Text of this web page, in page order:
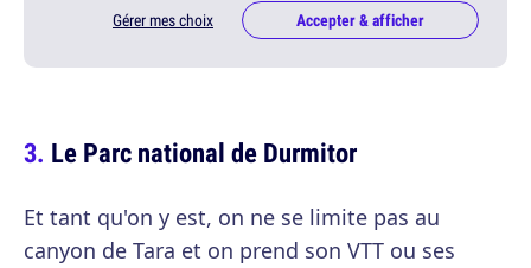
Gérer mes choix Accepter & afficher
Le Parc national de Durmitor
Et tant qu'on y est, on ne se limite pas au
canyon de Tara et on prend son VTT ou ses